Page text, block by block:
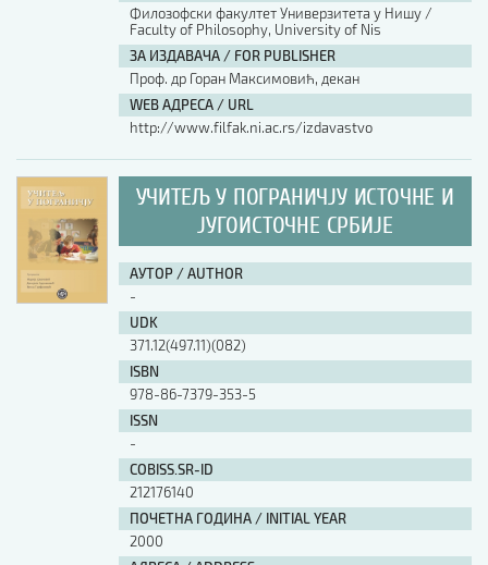
Филозофски факултет Универзитета у Нишу /
Faculty of Philosophy, University of Nis
ЗА ИЗДАВАЧА / FOR PUBLISHER
Проф. др Горан Максимовић, декан
WEB АДРЕСА / URL
http://www.filfak.ni.ac.rs/izdavastvo
УЧИТЕЉ У ПОГРАНИЧЈУ ИСТОЧНЕ И
ЈУГОИСТОЧНЕ СРБИЈЕ
АУТОР / AUTHOR
-
UDK
371.12(497.11)(082)
ISBN
978-86-7379-353-5
ISSN
-
COBISS.SR-ID
212176140
ПОЧЕТНА ГОДИНА / INITIAL YEAR
2000